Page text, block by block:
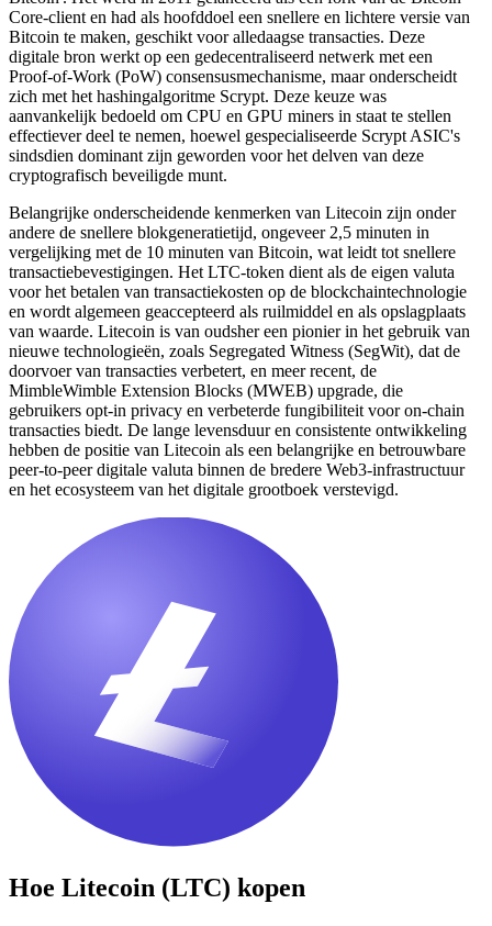
Core-client en had als hoofddoel een snellere en lichtere versie van
Bitcoin te maken, geschikt voor alledaagse transacties. Deze
digitale bron werkt op een gedecentraliseerd netwerk met een
Proof-of-Work (PoW) consensusmechanisme, maar onderscheidt
zich met het hashingalgoritme Scrypt. Deze keuze was
aanvankelijk bedoeld om CPU en GPU miners in staat te stellen
effectiever deel te nemen, hoewel gespecialiseerde Scrypt ASIC's
sindsdien dominant zijn geworden voor het delven van deze
cryptografisch beveiligde munt.
Belangrijke onderscheidende kenmerken van Litecoin zijn onder
andere de snellere blokgeneratietijd, ongeveer 2,5 minuten in
vergelijking met de 10 minuten van Bitcoin, wat leidt tot snellere
transactiebevestigingen. Het LTC-token dient als de eigen valuta
voor het betalen van transactiekosten op de blockchaintechnologie
en wordt algemeen geaccepteerd als ruilmiddel en als opslagplaats
van waarde. Litecoin is van oudsher een pionier in het gebruik van
nieuwe technologieën, zoals Segregated Witness (SegWit), dat de
doorvoer van transacties verbetert, en meer recent, de
MimbleWimble Extension Blocks (MWEB) upgrade, die
gebruikers opt-in privacy en verbeterde fungibiliteit voor on-chain
transacties biedt. De lange levensduur en consistente ontwikkeling
hebben de positie van Litecoin als een belangrijke en betrouwbare
peer-to-peer digitale valuta binnen de bredere Web3-infrastructuur
en het ecosysteem van het digitale grootboek verstevigd.
Hoe Litecoin (LTC) kopen